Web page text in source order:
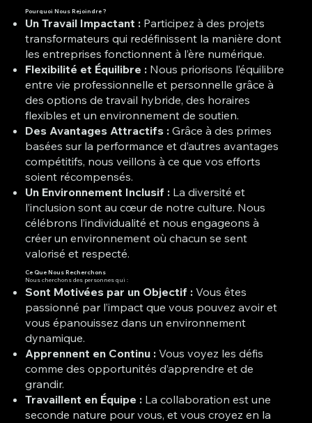
Pourquoi Nous Rejoindre ?
Un Travail Impactant :Participez à des projets
transformateurs qui redéfinissent la manière dont
les entreprises fonctionnent à l’ère numérique.
Flexibilité et Équilibre : Nous priorisons l’équilibre
entre vie professionnelle et personnelle grâce à
des options de travail hybride, des horaires
flexibles et un environnement de soutien.
Des Avantages Attractifs :Grâce à des primes
basées sur la performance et d’autres avantages
compétitifs, nous veillons à ce que vos efforts
soient récompensés.
Un Environnement Inclusif :La diversité et
l’inclusion sont au cœur de notre culture. Nous
célébrons l’individualité et nous engageons à
créer un environnement où chacun se sent
valorisé et respecté.
Ce Que Nous Recherchons
Nous cherchons des personnes qui :
Sont Motivées par un Objectif : Vous êtes
passionné par l’impact que vous pouvez avoir et
vous épanouissez dans un environnement
dynamique.
Apprennent en Continu : Vous voyez les défis
comme des opportunités d’apprendre et de
grandir.
Travaillent en Équipe :La collaboration est une
seconde nature pour vous, et vous croyez en la